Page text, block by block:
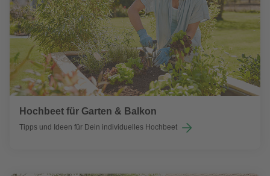
Hochbeet für Garten & Balkon
Tipps und Ideen für Dein individuelles Hochbeet